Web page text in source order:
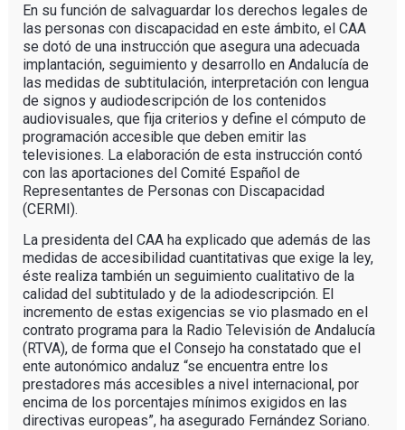
En su función de salvaguardar los derechos legales de
las personas con discapacidad en este ámbito, el CAA
se dotó de una instrucción que asegura una adecuada
implantación, seguimiento y desarrollo en Andalucía de
las medidas de subtitulación, interpretación con lengua
de signos y audiodescripción de los contenidos
audiovisuales, que fija criterios y define el cómputo de
programación accesible que deben emitir las
televisiones. La elaboración de esta instrucción contó
con las aportaciones del Comité Español de
Representantes de Personas con Discapacidad
(CERMI).
La presidenta del CAA ha explicado que además de las
medidas de accesibilidad cuantitativas que exige la ley,
éste realiza también un seguimiento cualitativo de la
calidad del subtitulado y de la adiodescripción. El
incremento de estas exigencias se vio plasmado en el
contrato programa para la Radio Televisión de Andalucía
(RTVA), de forma que el Consejo ha constatado que el
ente autonómico andaluz “se encuentra entre los
prestadores más accesibles a nivel internacional, por
encima de los porcentajes mínimos exigidos en las
directivas europeas”, ha asegurado Fernández Soriano.